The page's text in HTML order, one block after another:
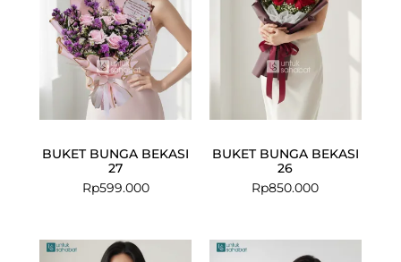
BUKET BUNGA BEKASI
27
Rp599.000
BUKET BUNGA BEKASI
26
Rp850.000